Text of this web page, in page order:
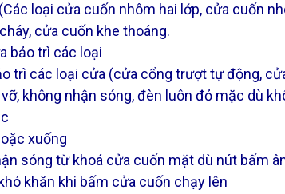
loại cửa cuốn nhôm hai lớp, cửa cuốn
cửa cuốn khe thoáng.
bảo trì các loại
trì các loại cửa (cửa cổng trượt tự động,
không nhận sóng, đèn luôn đỏ mặc dù
xuống
sóng từ khoá cửa cuốn mặt dù nút bấm
khăn khi bấm cửa cuốn chạy lên